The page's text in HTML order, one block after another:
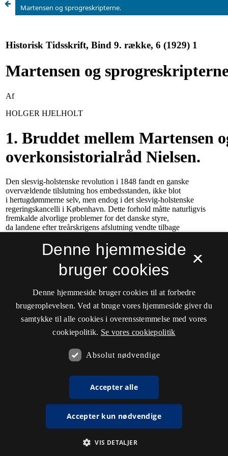
Martensen og sprogreskripterne.
×
Denne hjemmeside
bruger cookies
Denne hjemmeside bruger cookies til at forbedre
brugeroplevelsen. Ved at bruge vores hjemmeside giver du
samtykke til alle cookies i overensstemmelse med vores
cookiepolitik. Se vores cookiepolitik
Absolut nødvendige
Accepter alle
Accepter kun nødvendige
VIS DETALJER